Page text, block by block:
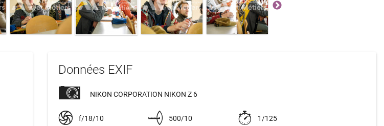
Données EXIF
NIKON CORPORATION NIKON Z 6
f/18/10 500/10 1/125